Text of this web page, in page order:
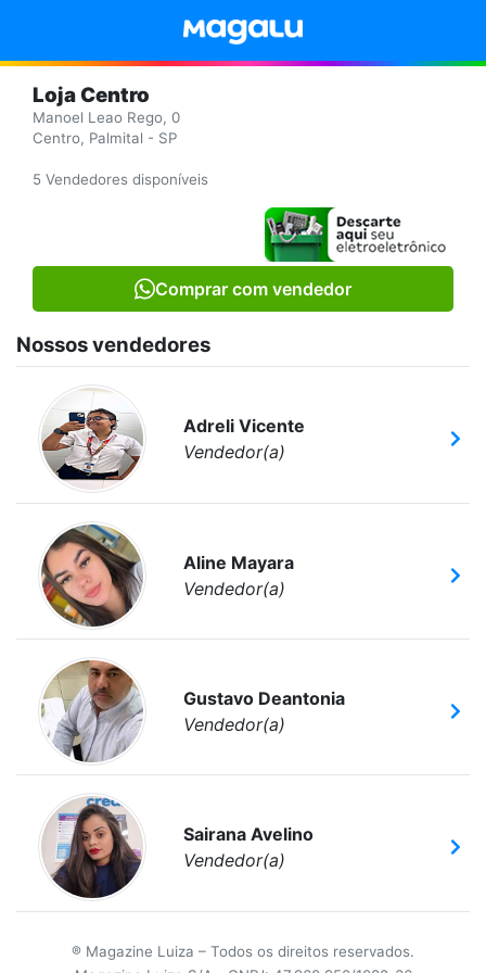
Loja Centro
Manoel Leao Rego, 0
Centro, Palmital - SP
5 Vendedores disponíveis
Comprar com vendedor
Nossos vendedores
Adreli Vicente
Vendedor(a)
Aline Mayara
Vendedor(a)
Gustavo Deantonia
Vendedor(a)
Sairana Avelino
Vendedor(a)
® Magazine Luiza – Todos os direitos reservados.